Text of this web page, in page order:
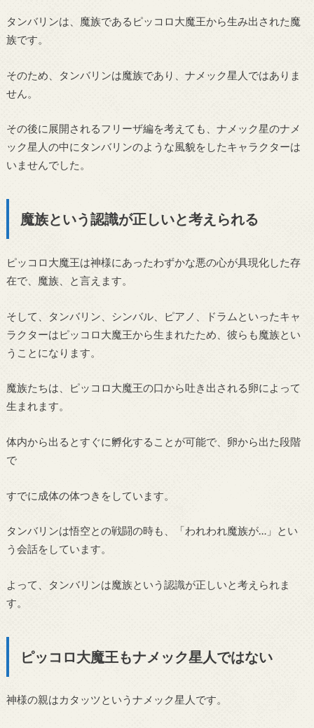
タンバリンは、魔族であるピッコロ大魔王から生み出された魔
族です。
そのため、タンバリンは魔族であり、ナメック星人ではありま
せん。
その後に展開されるフリーザ編を考えても、ナメック星のナメ
ック星人の中にタンバリンのような風貌をしたキャラクターは
いませんでした。
魔族という認識が正しいと考えられる
ピッコロ大魔王は神様にあったわずかな悪の心が具現化した存
在で、魔族、と言えます。
そして、タンバリン、シンバル、ピアノ、ドラムといったキャ
ラクターはピッコロ大魔王から生まれたため、彼らも魔族とい
うことになります。
魔族たちは、ピッコロ大魔王の口から吐き出される卵によって
生まれます。
体内から出るとすぐに孵化することが可能で、卵から出た段階
で
すでに成体の体つきをしています。
タンバリンは悟空との戦闘の時も、「われわれ魔族が…」とい
う会話をしています。
よって、タンバリンは魔族という認識が正しいと考えられま
す。
ピッコロ大魔王もナメック星人ではない
神様の親はカタッツというナメック星人です。